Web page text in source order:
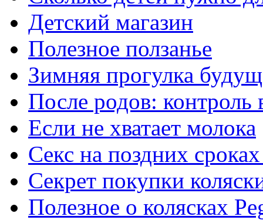
Детский магазин
Полезное ползанье
Зимняя прогулка
После родов: контроль
Если не хватает молока
Секс на поздних
Секрет покупки
Полезное о колясках